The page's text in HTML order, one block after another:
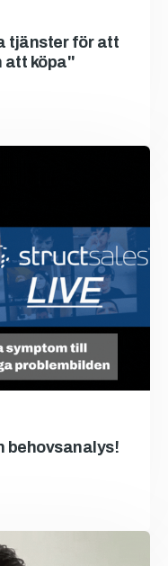
tjänster för att
att köpa''
behovsanalys!